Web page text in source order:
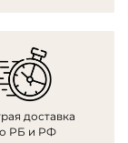
доставка
РБ и РФ